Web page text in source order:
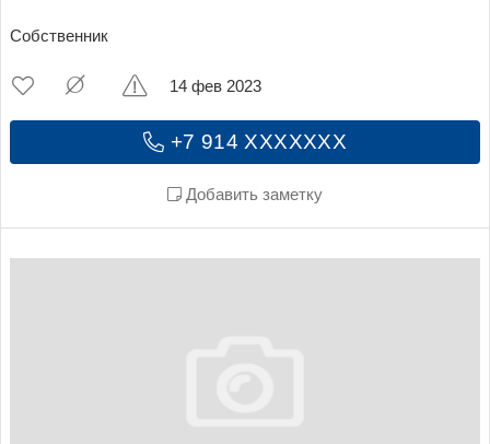
Собственник
+7 914 XXXXXXX
Добавить заметку
14 фев 2023